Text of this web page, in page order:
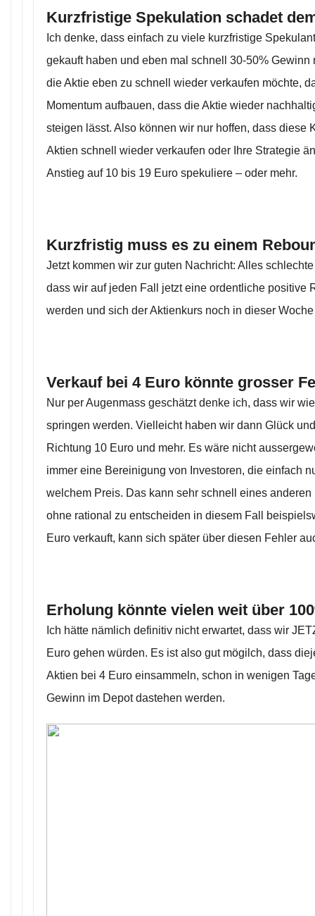
Kurzfristige Spekulation schadet
Ich denke, dass einfach zu viele kurzfristige
gekauft haben und eben mal schnell 30-50% Gewinn
die Aktie eben zu schnell wieder verkaufen möchte,
Momentum aufbauen, dass die Aktie wieder
steigen lässt. Also können wir nur hoffen, dass diese
Aktien schnell wieder verkaufen oder Ihre Strategie
Anstieg auf 10 bis 19 Euro spekuliere – oder mehr.
Kurzfristig muss es zu einem
Jetzt kommen wir zur guten Nachricht: Alles
dass wir auf jeden Fall jetzt eine ordentliche positive
werden und sich der Aktienkurs noch in dieser
Verkauf bei 4 Euro könnte grosser
Nur per Augenmass geschätzt denke ich, dass wir
springen werden. Vielleicht haben wir dann Glück
Richtung 10 Euro und mehr. Es wäre nicht
immer eine Bereinigung von Investoren, die einfach
welchem Preis. Das kann sehr schnell eines
ohne rational zu entscheiden in diesem Fall
Euro verkauft, kann sich später über diesen Fehler
Erholung könnte vielen weit über
Ich hätte nämlich definitiv nicht erwartet, dass wir
Euro gehen würden. Es ist also gut mögilch, dass
Aktien bei 4 Euro einsammeln, schon in wenigen
Gewinn im Depot dastehen werden.